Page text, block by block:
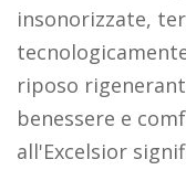
insonorizzate,
riposo
benessere e
all'Excelsior